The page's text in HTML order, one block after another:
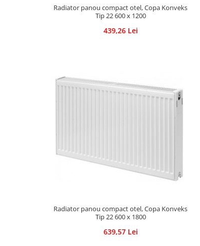
Radiator panou compact otel, Copa Konveks
Tip 22 600 x 1200
439,26 Lei
Radiator panou compact otel, Copa Konveks
Tip 22 600 x 1800
639,57 Lei